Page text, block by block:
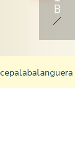
cepalabalanguera